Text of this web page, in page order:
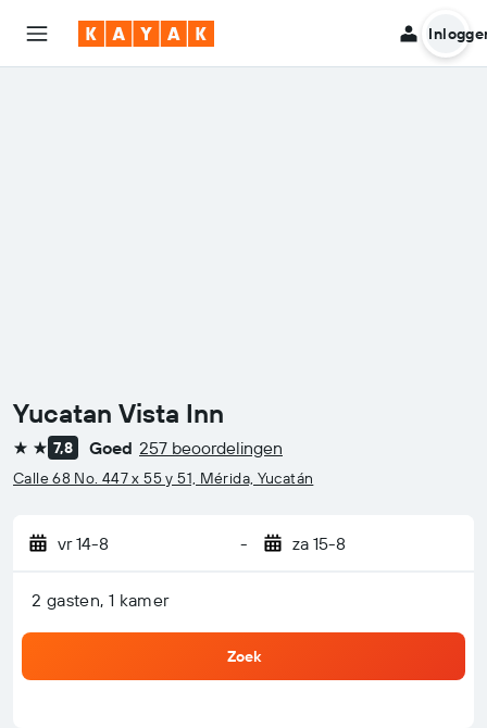
Yucatan Vista Inn
2 sterren
7,8 Goed 257 beoordelingen
Calle 68 No. 447 x 55 y 51, Mérida, Yucatán
vr 14-8 - za 15-8
2 gasten, 1 kamer
Zoek